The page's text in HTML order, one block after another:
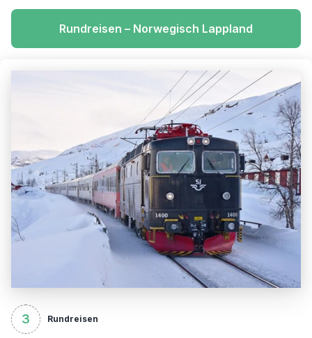
Rundreisen – Norwegisch Lappland
3 Rundreisen